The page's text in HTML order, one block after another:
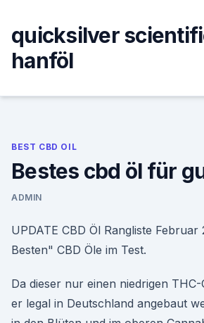
content
quicksilver
hanföl
BEST CBD OIL
Bestes cbd öl für
ADMIN
UPDATE CBD Öl Rangliste Februar
Besten" CBD Öle im Test.
Da dieser nur einen niedrigen
er legal in Deutschland angebaut